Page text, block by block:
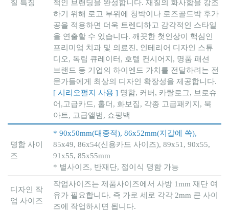
질 특징
적인 브랜딩을 완성합니다. 재질의 화사함을 강조
하기 위해 로고 부위에 청박이나 로즈골드박 후가
공을 적용하면 더욱 트렌디하고 감각적인 스타일
을 연출할 수 있습니다. 깨끗한 첫인상이 핵심인
프리미엄 치과 및 의료진, 인테리어 디자인 스튜
디오, 독립 큐레이터, 호텔 컨시어지, 명품 패션
브랜드 등 기업의 하이엔드 가치를 전달하려는 전
문가들에게 최상의 디자인 확장성을 제공합니다.
[ 시리오펄지 사용 ] 명함, 커버, 카탈로그, 브로슈
어,고급카드, 홀더, 화보집, 각종 고급패키지, 북
아트, 고급앨범, 쇼핑백
명함 사이
즈
* 90x50mm(대중적), 86x52mm(지갑에 쏙),
85x49, 86x54(신용카드 사이즈), 89x51, 90x55,
91x55, 85x55mm
* 별사이즈, 반재단, 접이식 명함 가능
디자인 작
업 사이즈
작업사이즈는 제품사이즈에서 사방 1mm 재단 여
유가 필요합니다. 즉 가로 세로 각각 2mm 큰 사이
즈에 작업하시면 됩니다.